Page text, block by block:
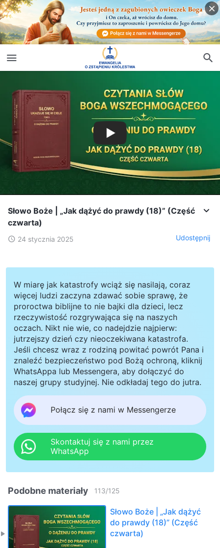
Słowo Boże | „Jak dążyć do prawdy (18)” (Część
czwarta)
24 stycznia 2025 Udostępnij
W miarę jak katastrofy wciąż się nasilają, coraz
więcej ludzi zaczyna zdawać sobie sprawę, że
proroctwa biblijne to nie bajki dla dzieci, lecz
rzeczywistość rozgrywająca się na naszych
oczach. Nikt nie wie, co nadejdzie najpierw:
jutrzejszy dzień czy nieoczekiwana katastrofa.
Jeśli chcesz wraz z rodziną powitać powrót Pana i
znaleźć bezpieczeństwo pod Bożą ochroną, kliknij
WhatsAppa lub Messengera, aby dołączyć do
naszej grupy studyjnej. Nie odkładaj tego do jutra.
Połącz się z nami w Messengerze
Skontaktuj się z nami przez
WhatsApp
Podobne materiały 113/125
Słowo Boże | „Jak dążyć
do prawdy (18)” (Część
czwarta)